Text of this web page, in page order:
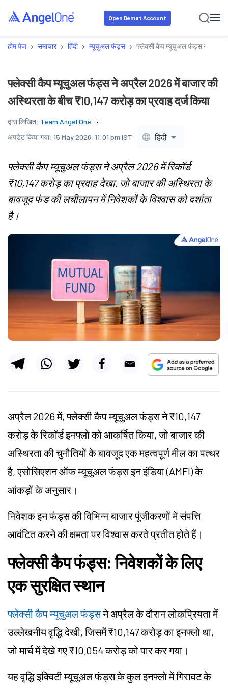
Open Demat Account
होम पेज › समाचार › हिंदी › म्यूचुअल फंड्स › फ्लेक्सी कैप म्यूचुअल फंड्स ने अप्रैल
फ्लेक्सी कैप म्यूचुअल फंड्स ने अप्रैल 2026 में बाजार की
अस्थिरता के बीच ₹10,147 करोड़ का प्रवाह दर्ज किया
द्वारा लिखित: Team Angel One
अपडेट किया गया: 15 May 2026, 11:01 pm IST हिंदी
फ्लेक्सी कैप म्यूचुअल फंड्स ने अप्रैल 2026 में रिकॉर्ड
₹10,147 करोड़ का प्रवाह देखा, जो बाजार की अस्थिरता के
बावजूद फंड की लचीलापन में निवेशकों के विश्वास को दर्शाता
है।
अप्रैल 2026 में, फ्लेक्सी कैप म्यूचुअल फंड्स ने ₹10,147
करोड़ के रिकॉर्ड इनफ्लो को आकर्षित किया, जो बाजार की
अस्थिरता की चुनौतियों के बावजूद एक महत्वपूर्ण मील का पत्थर
है, एसोसिएशन ऑफ म्यूचुअल फंड्स इन इंडिया (AMFI) के
आंकड़ों के अनुसार।
निवेशक इन फंड्स की विभिन्न बाजार पूंजीकरणों में संपत्ति
आवंटित करने की क्षमता पर विश्वास करते प्रतीत होते हैं।
फ्लेक्सी कैप फंड्स: निवेशकों के लिए
एक सुरक्षित स्थान
फ्लेक्सी कैप म्यूचुअल फंड्सने अप्रैल के दौरान लोकप्रियता में
उल्लेखनीय वृद्धि देखी, जिसमें ₹10,147 करोड़ का इनफ्लो था,
जो मार्च में देखे गए ₹10,054 करोड़ को पार कर गया।
यह वृद्धि इक्विटी म्यूचुअल फंड्स के कुल इनफ्लो में गिरावट के